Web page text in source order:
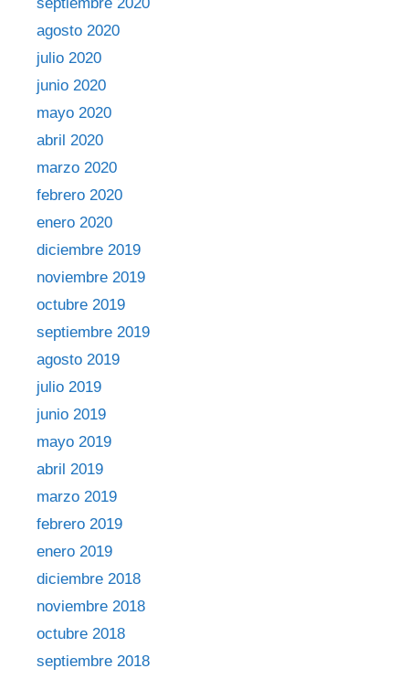
septiembre 2020
agosto 2020
julio 2020
junio 2020
mayo 2020
abril 2020
marzo 2020
febrero 2020
enero 2020
diciembre 2019
noviembre 2019
octubre 2019
septiembre 2019
agosto 2019
julio 2019
junio 2019
mayo 2019
abril 2019
marzo 2019
febrero 2019
enero 2019
diciembre 2018
noviembre 2018
octubre 2018
septiembre 2018